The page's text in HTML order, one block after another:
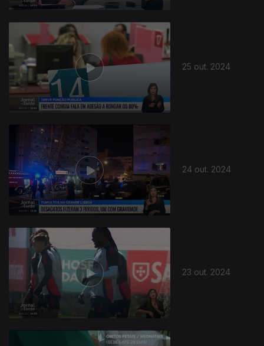
25 out. 2024
24 out. 2024
23 out. 2024